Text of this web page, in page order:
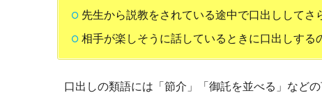
先生から説教をされている途中で口出ししてさ
相手が楽しそうに話しているときに口出しする
口出しの類語には「節介」「御託を並べる」などの